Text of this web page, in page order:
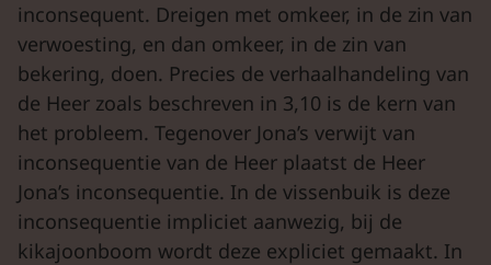
inconsequent. Dreigen met omkeer, in de zin van
verwoesting, en dan omkeer, in de zin van
bekering, doen. Precies de verhaalhandeling van
de Heer zoals beschreven in 3,10 is de kern van
het probleem. Tegenover Jona’s verwijt van
inconsequentie van de Heer plaatst de Heer
Jona’s inconsequentie. In de vissenbuik is deze
inconsequentie impliciet aanwezig, bij de
kikajoonboom wordt deze expliciet gemaakt. In